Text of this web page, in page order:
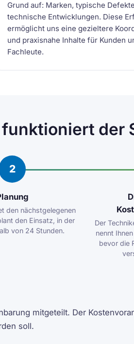
Grund auf: Marken, typische
technische Entwicklungen. Diese
ermöglicht uns eine gezieltere
und praxisnahe Inhalte für Kunden
Fachleute.
funktioniert der
2
den nächstgelegenen
den Einsatz, in der
von 24 Stunden.
Der
nennt
bevor die
mitgeteilt. Der
soll.